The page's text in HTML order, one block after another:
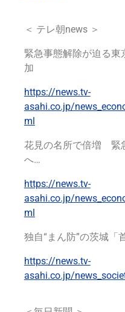
＜ テレ朝news ＞
緊急事態解除が迫る
加
https://news.tv-
asahi.co.jp/
ml
花見の名所で倍増 緊
へ…
https://news.tv-
asahi.co.jp/
ml
独自“まん防”の茨城「
https://news.tv-
asahi.co.jp/